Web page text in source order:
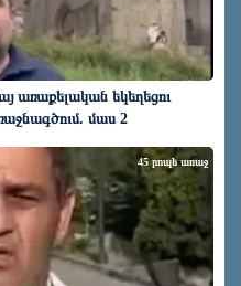
առաքելական եկեղեցու
մաս 2
45 րոպե առաջ